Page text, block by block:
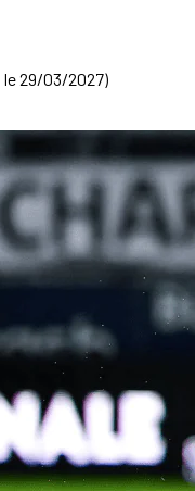
29/03/2027)